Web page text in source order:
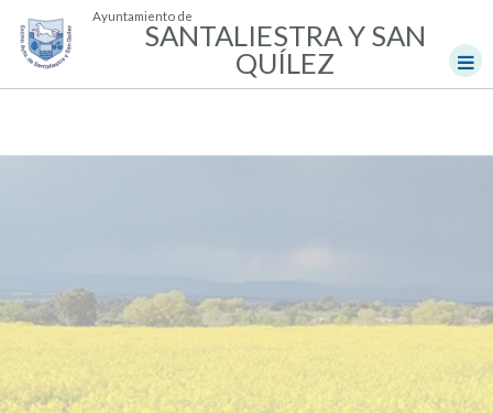
Ayuntamiento de
SANTALIESTRA Y SAN
QUÍLEZ